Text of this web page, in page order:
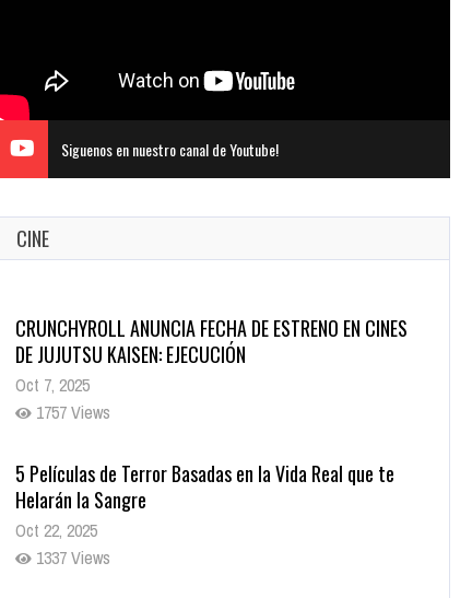
Siguenos en nuestro canal de Youtube!
CINE
CRUNCHYROLL ANUNCIA FECHA DE ESTRENO EN CINES
DE JUJUTSU KAISEN: EJECUCIÓN
Oct 7, 2025
1757 Views
5 Películas de Terror Basadas en la Vida Real que te
Helarán la Sangre
Oct 22, 2025
1337 Views